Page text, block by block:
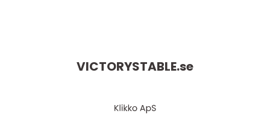
VICTORYSTABLE.se